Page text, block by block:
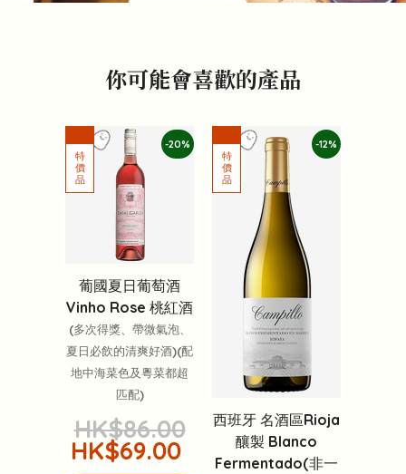
你可能會喜歡的產品
-20%
葡國夏日葡萄酒
Vinho Rose 桃紅酒
(多次得獎、帶微氣泡、
夏日必飲的清爽好酒)(配
地中海菜色及粵菜都超
匹配)
HK$86.00
HK$69.00
-12%
西班牙 名酒區Rioja
釀製 Blanco
Fermentado(非一